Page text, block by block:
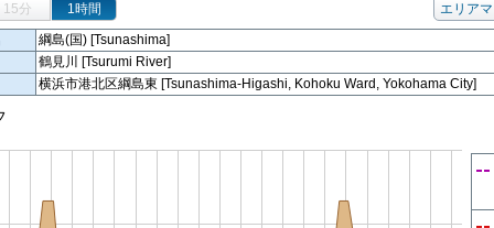
15分 1時間
エリア
綱島(国) [Tsunashima]
鶴見川 [Tsurumi River]
横浜市港北区綱島東 [Tsunashima-Higashi, Kohoku Ward, Yokohama City]